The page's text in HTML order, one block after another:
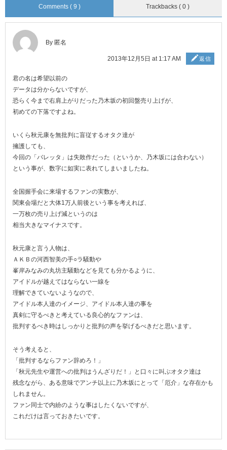
Comments ( 9 ) Trackbacks ( 0 )
By 匿名
2013年12月5日 at 1:17 AM 返信
君の名は希望以前の
データは分からないですが、
恐らく今まで右肩上がりだった乃木坂の初回盤売り上げが、
初めての下落ですよね。
いくら秋元康を無批判に盲従するオタク達が
擁護しても、
今回の「バレッタ」は失敗作だった（というか、乃木坂には合わない）
という事が、数字に如実に表れてしまいましたね。
全国握手会に来場するファンの実数が、
関東会場だと大体1万人前後という事を考えれば、
一万枚の売り上げ減というのは
相当大きなマイナスです。
秋元康と言う人物は、
ＡＫＢの河西智美の手○ラ騒動や
峯岸みなみの丸坊主騒動などを見ても分かるように、
アイドルが越えてはならない一線を
理解できていないようなので、
アイドル本人達のイメージ、アイドル本人達の事を
真剣に守るべきと考えている良心的なファンは、
批判するべき時はしっかりと批判の声を挙げるべきだと思います。
そう考えると、
「批判するならファン辞めろ！」
「秋元先生や運営への批判はうんざりだ！」と口々に叫ぶオタク達は
残念ながら、ある意味でアンチ以上に乃木坂にとって「厄介」な存在かも
しれません。
ファン同士で内紛のような事はしたくないですが、
これだけは言っておきたいです。